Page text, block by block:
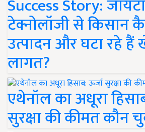
Success Story:
टेक्नोलॉजी से किसान
उत्पादन और घटा रहे हैं
लागत?
एथेनॉल का अधूरा
सुरक्षा की कीमत कौन